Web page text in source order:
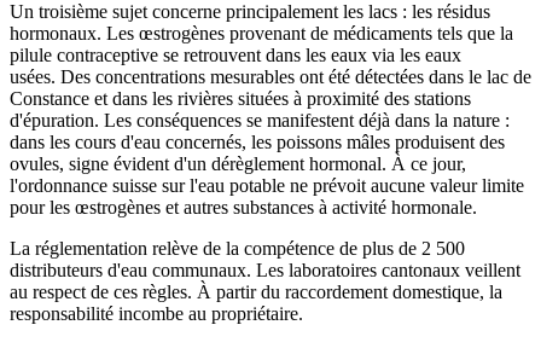
Un troisième sujet concerne principalement les lacs : les résidus
hormonaux. Les œstrogènes provenant de médicaments tels que la
pilule contraceptive se retrouvent dans les eaux via les eaux
usées. Des concentrations mesurables ont été détectées dans le lac de
Constance et dans les rivières situées à proximité des stations
d'épuration. Les conséquences se manifestent déjà dans la nature :
dans les cours d'eau concernés, les poissons mâles produisent des
ovules, signe évident d'un dérèglement hormonal. À ce jour,
l'ordonnance suisse sur l'eau potable ne prévoit aucune valeur limite
pour les œstrogènes et autres substances à activité hormonale.
La réglementation relève de la compétence de plus de 2 500
distributeurs d'eau communaux. Les laboratoires cantonaux veillent
au respect de ces règles. À partir du raccordement domestique, la
responsabilité incombe au propriétaire.